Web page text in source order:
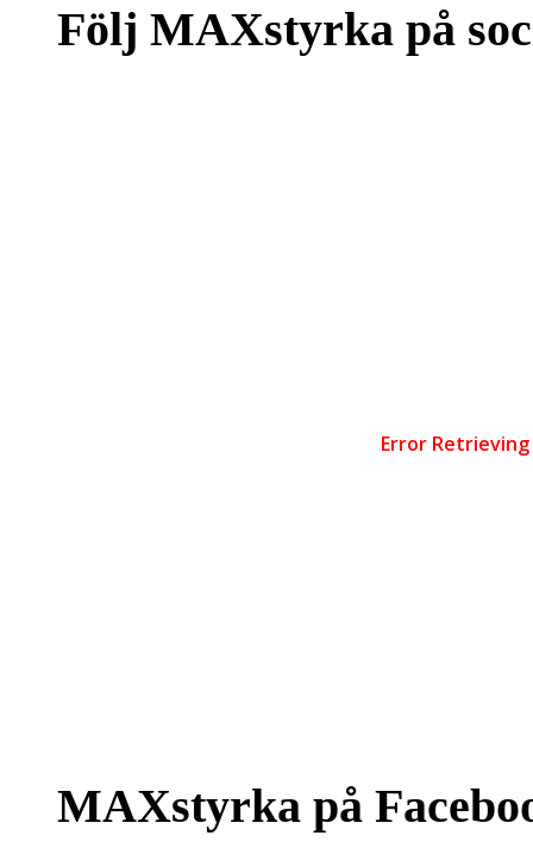
Följ MAXstyrka på
MAXstyrka på